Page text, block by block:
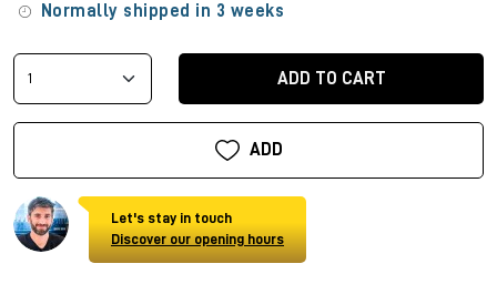
Normally shipped in 3 weeks
ADD TO CART
ADD
Let's stay in touch
Discover our opening hours